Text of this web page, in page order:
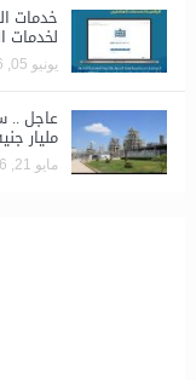
لخدمات
يونيو 05, 2026
مليار
مايو 21, 2026